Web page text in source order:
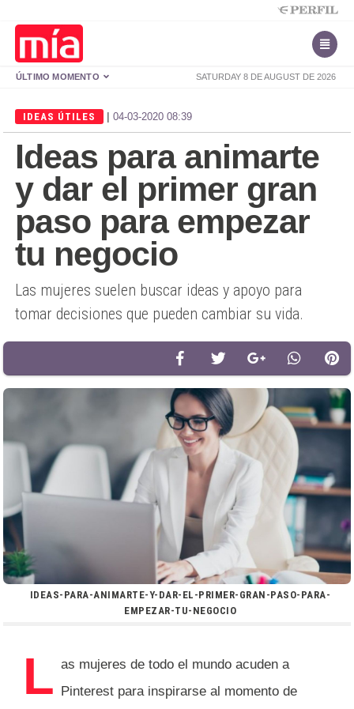
SATURDAY 8 DE AUGUST DE 2026
ÚLTIMO MOMENTO
IDEAS ÚTILES | 04-03-2020 08:39
Ideas para animarte
y dar el primer gran
paso para empezar
tu negocio
Las mujeres suelen buscar ideas y apoyo para
tomar decisiones que pueden cambiar su vida.
IDEAS-PARA-ANIMARTE-Y-DAR-EL-PRIMER-GRAN-PASO-PARA-
EMPEZAR-TU-NEGOCIO
L as mujeres de todo el mundo acuden a
Pinterest para inspirarse al momento de